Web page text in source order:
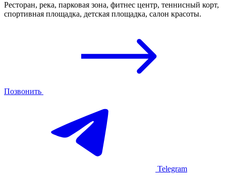
Ресторан, река, парковая зона, фитнес центр, теннисный корт,
спортивная площадка, детская площадка, салон красоты.
Позвонить
Telegram